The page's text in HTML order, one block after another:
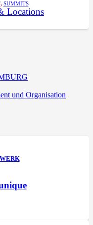
, SUMMITS
Locations
und Organisation